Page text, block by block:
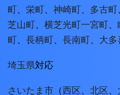
町、 栄町、 神崎町、 多古町
芝山町、 横芝光町一宮町、
町、 長柄町、 長南町、 大多
埼玉県対応
さいたま市 （西区、 北区、